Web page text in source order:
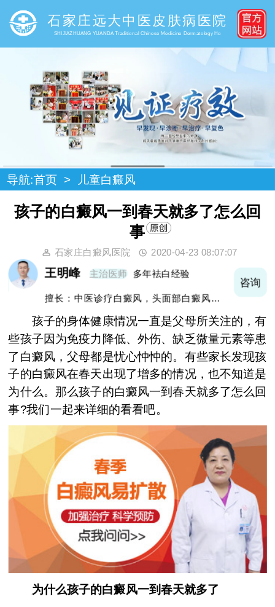
石家庄远大中医皮肤病医院
SHIJIAZHUANG YUANDA Traditional Chinese Medicine Dermatology Ho
导航:首页 > 儿童白癜风
孩子的白癜风一到春天就多了怎么回
事
石家庄白癜风医院 2020-04-23 08:07:07
王明峰 主治医师 多年袪白经验
擅长：中医诊疗白癜风，头面部白癜风，青
咨询
孩子的身体健康情况一直是父母所关注的，有
些孩子因为免疫力降低、外伤、缺乏微量元素等患
了白癜风，父母都是忧心忡忡的。有些家长发现孩
子的白癜风在春天出现了增多的情况，也不知道是
为什么。那么孩子的白癜风一到春天就多了怎么回
事?我们一起来详细的看看吧。
为什么孩子的白癜风一到春天就多了